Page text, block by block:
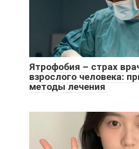
Ятрофобия – страх
взрослого человека:
методы лечения